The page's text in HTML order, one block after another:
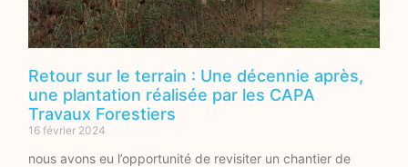
Retour sur le terrain : Une décennie après,
une plantation réalisée par les CAPA
Travaux Forestiers
16 février 2024
nous avons eu l’opportunité de revisiter un chantier de